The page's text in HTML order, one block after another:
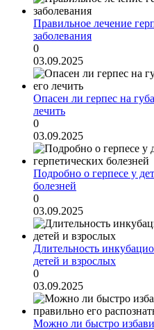
Правильное лечение
заболевания
0
03.09.2025
Опасен ли герпес на
лечить
0
03.09.2025
Подробно о герпесе у
болезней
0
03.09.2025
Длительность
детей и взрослых
0
03.09.2025
Можно ли быстро